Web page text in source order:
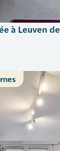
à Leuven de